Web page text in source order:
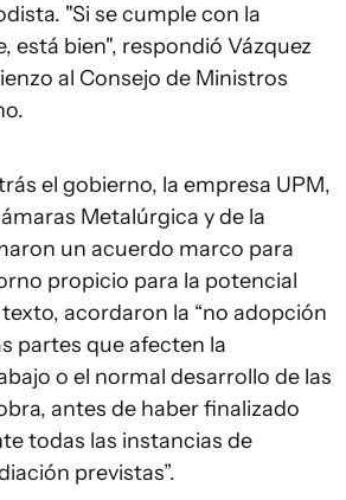
"Si se cumple con la
está bien", respondió Vázquez
al Consejo de Ministros
el gobierno, la empresa UPM,
Metalúrgica y de la
un acuerdo marco para
propicio para la potencial
texto, acordaron la “no adopción
partes que afecten la
o el normal desarrollo de las
antes de haber finalizado
todas las instancias de
previstas”.